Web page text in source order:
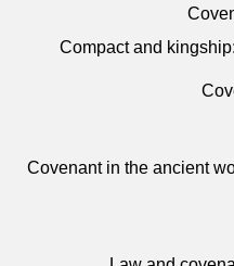
Compact and
Covenant in the ancient